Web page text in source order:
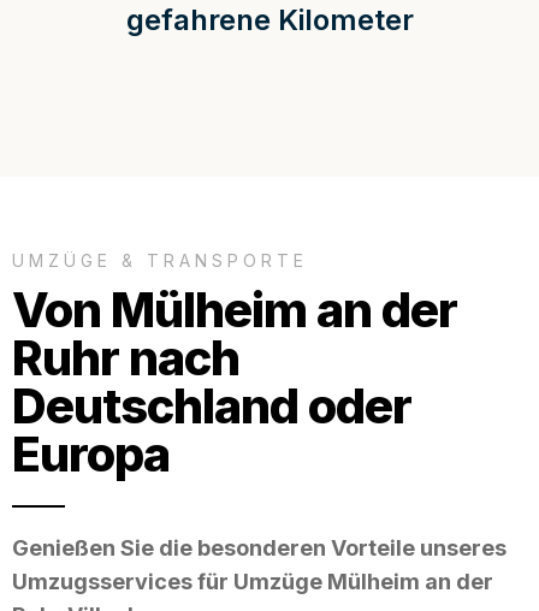
gefahrene Kilometer
UMZÜGE & TRANSPORTE
Von Mülheim an der
Ruhr nach
Deutschland oder
Europa
Genießen Sie die besonderen Vorteile unseres
Umzugsservices für Umzüge Mülheim an der